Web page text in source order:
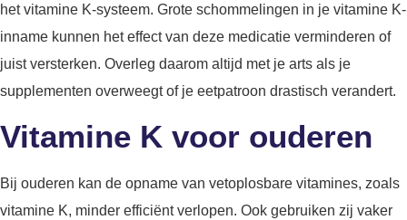
het vitamine K-systeem. Grote schommelingen in je vitamine K-
inname kunnen het effect van deze medicatie verminderen of
juist versterken. Overleg daarom altijd met je arts als je
supplementen overweegt of je eetpatroon drastisch verandert.
Vitamine K voor ouderen
Bij ouderen kan de opname van vetoplosbare vitamines, zoals
vitamine K, minder efficiënt verlopen. Ook gebruiken zij vaker